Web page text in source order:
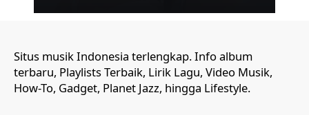
Situs musik Indonesia terlengkap. Info album
terbaru, Playlists Terbaik, Lirik Lagu, Video Musik,
How-To, Gadget, Planet Jazz, hingga Lifestyle.